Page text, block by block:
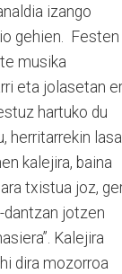
izango
gehien. Festen
musika
eta jolasetan
hartuko du
herritarrekin
kalejira, baina
txistua joz,
dantzan jotzen
Kalejira
dira mozorroa